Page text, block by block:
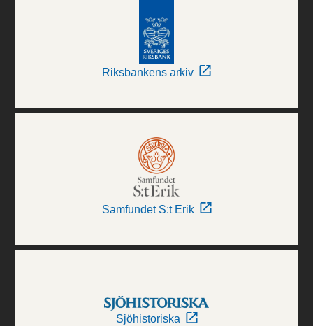
Riksbankens arkiv
Samfundet S:t Erik
Sjöhistoriska